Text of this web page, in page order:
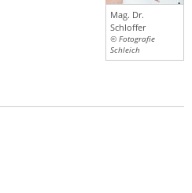
Mag. Dr.
Schloffer
© Fotografie
Schleich